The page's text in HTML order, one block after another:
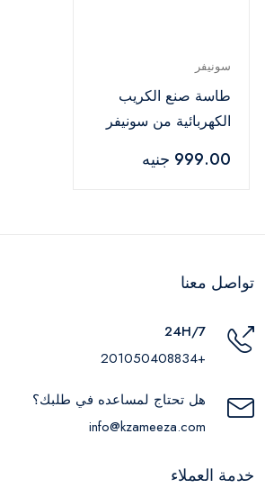
سونيفر
طاسة صنع الكريب
الكهربائية من سونيفر
999.00 جنيه
تواصل معنا
24H/7
+201050408834
هل تحتاج لمساعده في طلبك؟
info@kzameeza.com
خدمة العملاء